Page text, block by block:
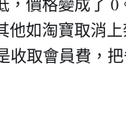
他如淘寶取消
收取會員費，